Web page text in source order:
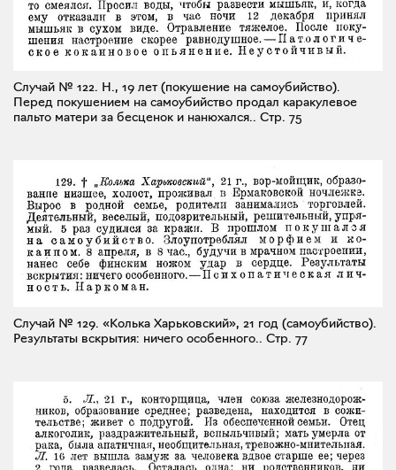
Случай № 122. Н., 19 лет (покушение на самоубийство).
Перед покушением на самоубийство продал каракулевое
пальто матери за бесценок и нанюхался.. Стр. 75
Случай № 129. «Колька Харьковский», 21 год (самоубийство).
Результаты вскрытия: ничего особенного.. Стр. 77